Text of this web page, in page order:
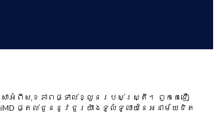
ាអំពីសុខភាពផ្ទាល់ខ្លួនរបស់ស្ត្រី។ ពួកគេជឿ
ផ្តល់ជូននូវជួរយ៉ាងទូលំទូលាយនៃអនាម័យជិត